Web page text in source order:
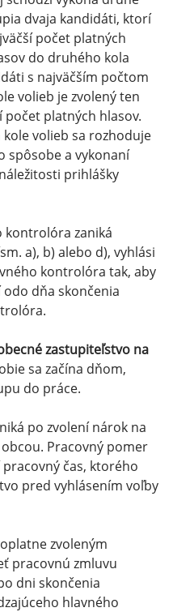
dvaja kandidáti, ktorí
počet platných
do druhého kola
s najväčším počtom
volieb je zvolený ten
počet platných hlasov.
volieb sa rozhoduje
spôsobe a vykonaní
prihlášky
kontrolóra zaniká
a), b) alebo d), vyhlási
kontrolóra tak, aby
dňa skončenia
zastupiteľstvo na
sa začína dňom,
do práce.
po zvolení nárok na
Pracovný pomer
čas, ktorého
pred vyhlásením voľby
zvoleným
pracovnú zmluvu
dni skončenia
hlavného